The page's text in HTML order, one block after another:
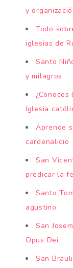
y
Todo
iglesias de
Santo
y milagros
Iglesia
Aprende
cardenalicio
San
predicar la fe
Santo
agustino
San
Opus Dei
San